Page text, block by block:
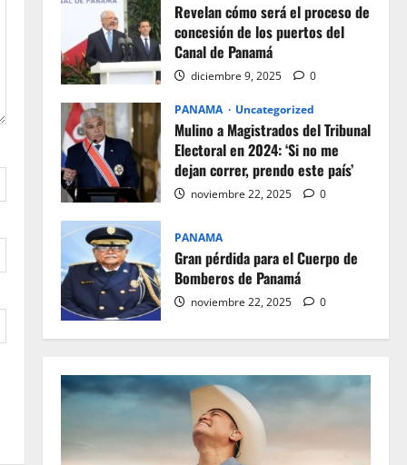
Revelan cómo será el proceso de
concesión de los puertos del
Canal de Panamá
diciembre 9, 2025 0
PANAMA Uncategorized
Mulino a Magistrados del Tribunal
Electoral en 2024: ‘Si no me
dejan correr, prendo este país’
noviembre 22, 2025 0
PANAMA
Gran pérdida para el Cuerpo de
Bomberos de Panamá
noviembre 22, 2025 0